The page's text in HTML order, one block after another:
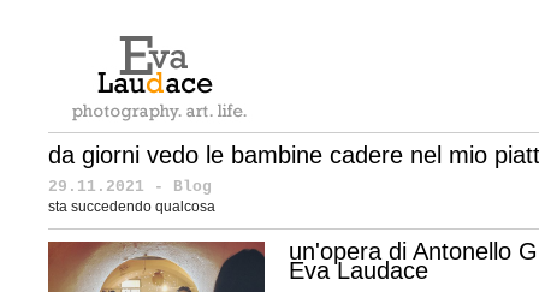
da giorni vedo le bambine cadere nel mio
29.11.2021 - Blog
sta succedendo qualcosa
un'opera di Antonello
Eva Laudace